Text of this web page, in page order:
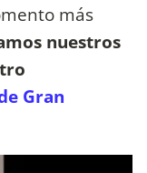
más
nuestros
Gran